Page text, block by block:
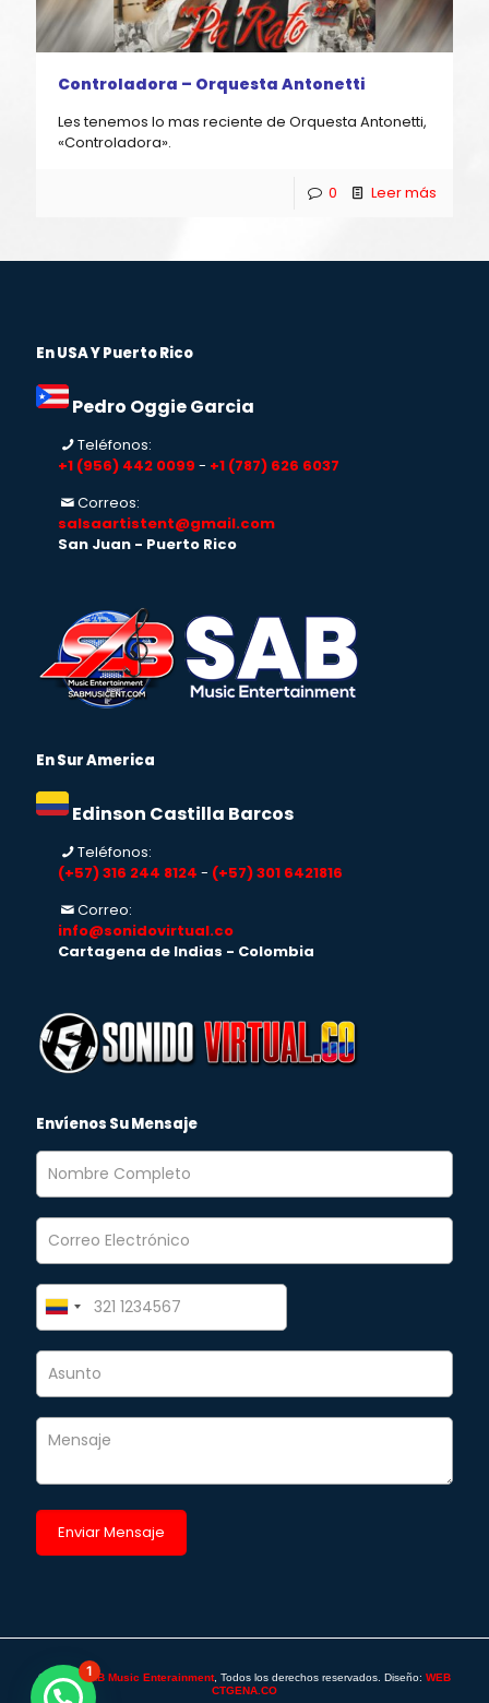
Controladora – Orquesta Antonetti
Les tenemos lo mas reciente de Orquesta Antonetti,
«Controladora».
0 Leer más
En USA Y Puerto Rico
Pedro Oggie Garcia
Teléfonos:
+1 (956) 442 0099 - +1 (787) 626 6037
Correos:
salsaartistent@gmail.com
San Juan - Puerto Rico
En Sur America
Edinson Castilla Barcos
Teléfonos:
(+57) 316 244 8124 - (+57) 301 6421816
Correo:
info@sonidovirtual.co
Cartagena de Indias - Colombia
Envíenos Su Mensaje
©2025 -SAB Music Enterainment, Todos los derechos reservados. Diseño: WEB
CTGENA.CO
1